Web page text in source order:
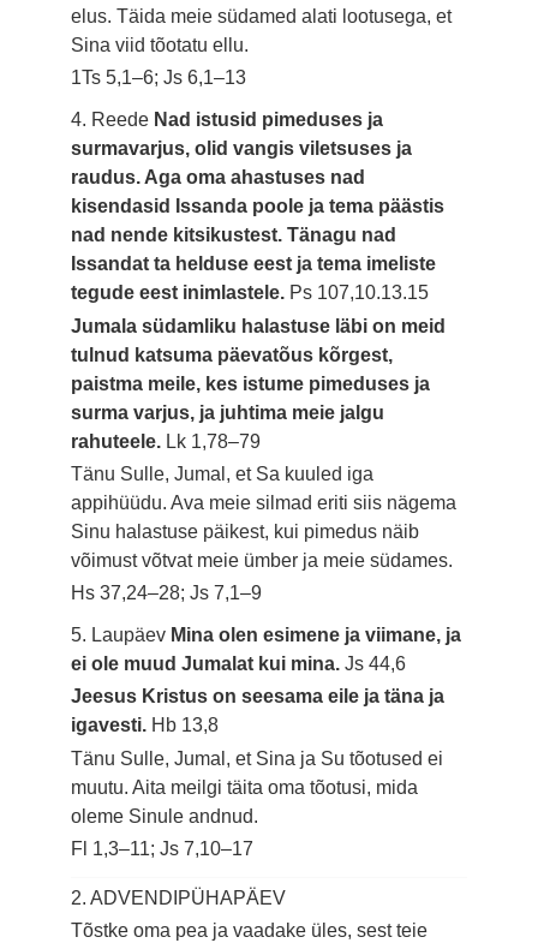
elus. Täida meie südamed alati lootusega, et
Sina viid tõotatu ellu.
1Ts 5,1–6; Js 6,1–13
4. Reede Nad istusid pimeduses ja
surmavarjus, olid vangis viletsuses ja
raudus. Aga oma ahastuses nad
kisendasid Issanda poole ja tema päästis
nad nende kitsikustest. Tänagu nad
Issandat ta helduse eest ja tema imeliste
tegude eest inimlastele. Ps 107,10.13.15
Jumala südamliku halastuse läbi on meid
tulnud katsuma päevatõus kõrgest,
paistma meile, kes istume pimeduses ja
surma varjus, ja juhtima meie jalgu
rahuteele. Lk 1,78–79
Tänu Sulle, Jumal, et Sa kuuled iga
appihüüdu. Ava meie silmad eriti siis nägema
Sinu halastuse päikest, kui pimedus näib
võimust võtvat meie ümber ja meie südames.
Hs 37,24–28; Js 7,1–9
5. Laupäev Mina olen esimene ja viimane, ja
ei ole muud Jumalat kui mina.Js 44,6
Jeesus Kristus on seesama eile ja täna ja
igavesti. Hb 13,8
Tänu Sulle, Jumal, et Sina ja Su tõotused ei
muutu. Aita meilgi täita oma tõotusi, mida
oleme Sinule andnud.
Fl 1,3–11; Js 7,10–17
2. ADVENDIPÜHAPÄEV
Tõstke oma pea ja vaadake üles, sest teie